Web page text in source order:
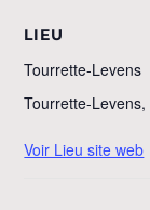
LIEU
Tourrette-Levens
Tourrette-Levens,
Voir Lieu site web